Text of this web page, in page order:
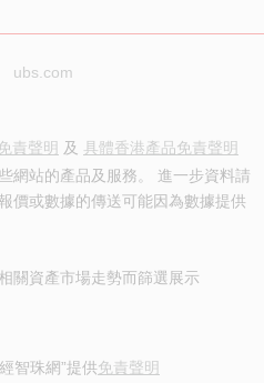
ubs.com
責聲明 及 具體香港產品免責聲明
網站的產品及服務。 進一步資料請
價或數據的傳送可能因為數據提供
關資產市場走勢而篩選展示
智珠網”提供免責聲明